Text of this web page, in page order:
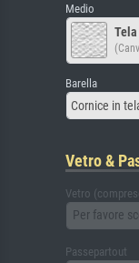
Medio
Barella
Cornice in
Vetro &
Vetro
Per favore
Passepartout